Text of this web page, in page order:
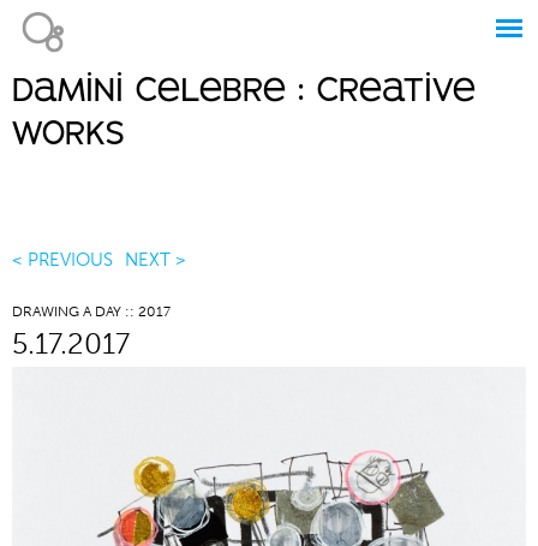
Main
menu
damini celebre : creative
works
< PREVIOUS NEXT >
DRAWING A DAY :: 2017
5.17.2017